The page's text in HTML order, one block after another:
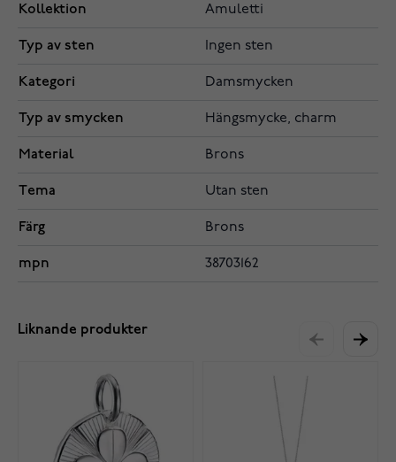
Kollektion Amuletti
Typ av sten Ingen sten
Kategori Damsmycken
Typ av smycken Hängsmycke, charm
Material Brons
Tema Utan sten
Färg Brons
mpn 38703162
Liknande produkter